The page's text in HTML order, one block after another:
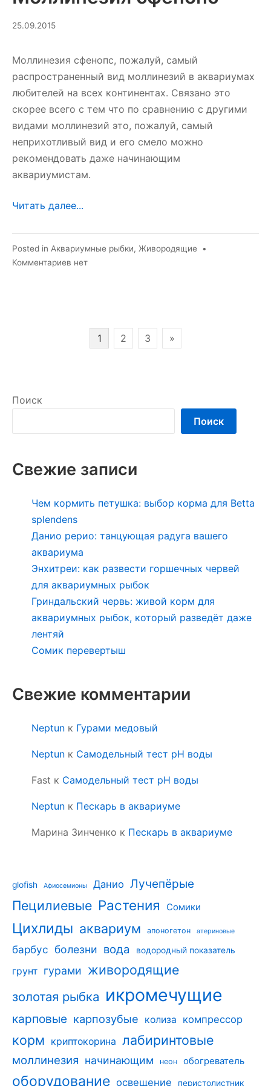
25.09.201510.03.2025
Моллинезия сфенопс, пожалуй, самый
распространенный вид моллинезий в аквариумах
любителей на всех континентах. Связано это
скорее всего с тем что по сравнению с другими
видами моллинезий это, пожалуй, самый
неприхотливый вид и его смело можно
рекомендовать даже начинающим
аквариумистам.
Читать далее...
Posted in Аквариумные рыбки, Живородящие •
Комментариев кнет
Пагинация1 2 3 »
Поиск
Поиск
Свежие записи
Чем кормить петушка: выбор корма для Betta
splendens
Данио рерио: танцующая радуга вашего
аквариума
Энхитреи: как развести горшечных червей
для аквариумных рыбок
Гриндальский червь: живой корм для
аквариумных рыбок, который разведёт даже
лентяй
Сомик перевертыш
Свежие комментарии
Neptun к Гурами медовый
Neptun к Самодельный тест pH воды
Fast к Самодельный тест pH воды
Neptun к Пескарь в аквариуме
Марина Зинченко к Пескарь в аквариуме
glofish Афиосемионы Данио Лучепёрые
Пецилиевые Растения Сомики
Цихлиды аквариум апоногетон атериновые
барбус болезни вода водородный показатель
грунт гурами живородящие
золотая рыбка икромечущие
карповые карпозубые колиза компрессор
корм криптокорина лабиринтовые
моллинезия начинающим неон обогреватель
оборудование освещение перистолистник